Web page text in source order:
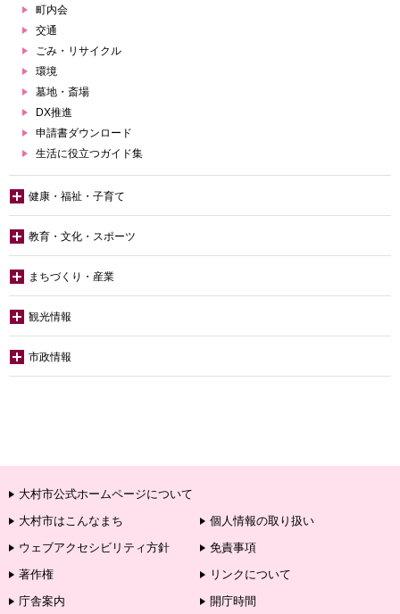
町内会
交通
ごみ・リサイクル
環境
墓地・斎場
DX推進
申請書ダウンロード
生活に役立つガイド集
健康・福祉・子育て
教育・文化・スポーツ
まちづくり・産業
観光情報
市政情報
大村市公式ホームページについて
大村市はこんなまち
個人情報の取り扱い
ウェブアクセシビリティ方針
免責事項
著作権
リンクについて
庁舎案内
開庁時間